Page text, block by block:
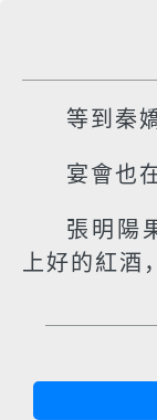
等到秦
宴會也
張明陽
上好的紅酒